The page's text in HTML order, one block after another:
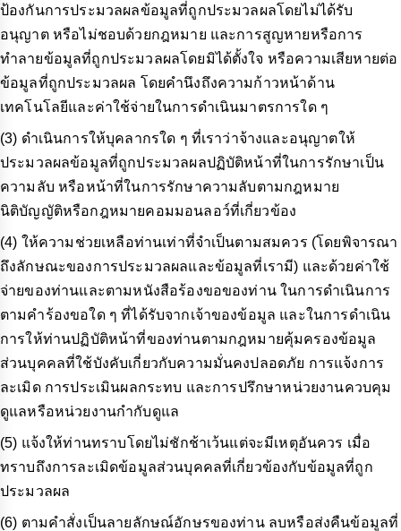
ป้องกันการประมวลผลข้อมูลที่ถูกประมวลผลโดยไม่ได้รับ
อนุญาต หรือไม่ชอบด้วยกฎหมาย และการสูญหายหรือการ
ทำลายข้อมูลที่ถูกประมวลผลโดยมิได้ตั้งใจ หรือความเสียหายต่อ
ข้อมูลที่ถูกประมวลผล โดยคำนึงถึงความก้าวหน้าด้าน
เทคโนโลยีและค่าใช้จ่ายในการดำเนินมาตรการใด ๆ
(3) ดำเนินการให้บุคลากรใด ๆ ที่เราว่าจ้างและอนุญาตให้
ประมวลผลข้อมูลที่ถูกประมวลผลปฏิบัติหน้าที่ในการรักษาเป็น
ความลับ หรือหน้าที่ในการรักษาความลับตามกฎหมาย
นิติบัญญัติหรือกฎหมายคอมมอนลอว์ที่เกี่ยวข้อง
(4) ให้ความช่วยเหลือท่านเท่าที่จำเป็นตามสมควร (โดยพิจารณา
ถึงลักษณะของการประมวลผลและข้อมูลที่เรามี) และด้วยค่าใช้
จ่ายของท่านและตามหนังสือร้องขอของท่าน ในการดำเนินการ
ตามคำร้องขอใด ๆ ที่ได้รับจากเจ้าของข้อมูล และในการดำเนิน
การให้ท่านปฏิบัติหน้าที่ของท่านตามกฎหมายคุ้มครองข้อมูล
ส่วนบุคคลที่ใช้บังคับเกี่ยวกับความมั่นคงปลอดภัย การแจ้งการ
ละเมิด การประเมินผลกระทบ และการปรึกษาหน่วยงานควบคุม
ดูแลหรือหน่วยงานกำกับดูแล
(5) แจ้งให้ท่านทราบโดยไม่ชักช้าเว้นแต่จะมีเหตุอันควร เมื่อ
ทราบถึงการละเมิดข้อมูลส่วนบุคคลที่เกี่ยวข้องกับข้อมูลที่ถูก
ประมวลผล
(6) ตามคำสั่งเป็นลายลักษณ์อักษรของท่าน ลบหรือส่งคืนข้อมูลที่